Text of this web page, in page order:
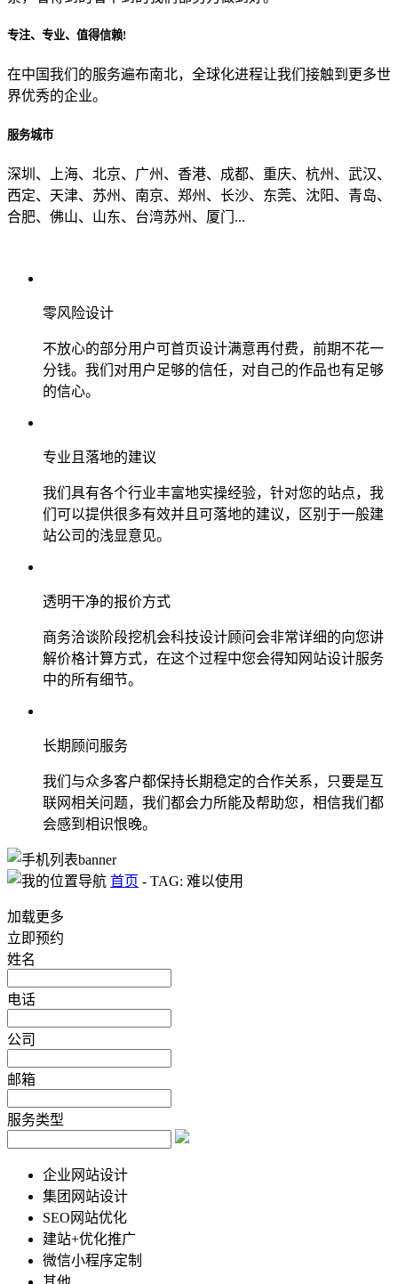
专注、专业、值得信赖!
在中国我们的服务遍布南北，全球化进程让我们接触到更多世
界优秀的企业。
服务城市
深圳、上海、北京、广州、香港、成都、重庆、杭州、武汉、
西定、天津、苏州、南京、郑州、长沙、东莞、沈阳、青岛、
合肥、佛山、山东、台湾苏州、厦门...
零风险设计
不放心的部分用户可首页设计满意再付费，前期不花一
分钱。我们对用户足够的信任，对自己的作品也有足够
的信心。
专业且落地的建议
我们具有各个行业丰富地实操经验，针对您的站点，我
们可以提供很多有效并且可落地的建议，区别于一般建
站公司的浅显意见。
透明干净的报价方式
商务洽谈阶段挖机会科技设计顾问会非常详细的向您讲
解价格计算方式，在这个过程中您会得知网站设计服务
中的所有细节。
长期顾问服务
我们与众多客户都保持长期稳定的合作关系，只要是互
联网相关问题，我们都会力所能及帮助您，相信我们都
会感到相识恨晚。
首页 - TAG: 难以使用
加载更多
立即预约
姓名
电话
公司
邮箱
服务类型
企业网站设计
集团网站设计
SEO网站优化
建站+优化推广
微信小程序定制